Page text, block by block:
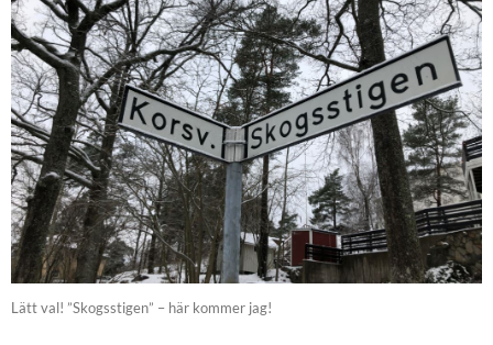
Lätt val! ”Skogsstigen” – här kommer jag!